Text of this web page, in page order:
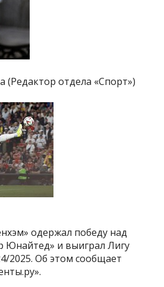
(Редактор отдела «Спорт»)
одержал победу над
Юнайтед» и выиграл Лигу
2025. Об этом сообщает